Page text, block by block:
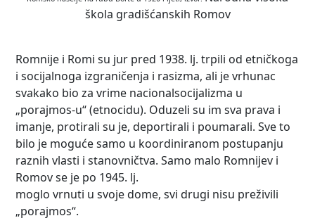
škola gradišćanskih Romov
Romnije i Romi su jur pred 1938. lj. trpili od etničkoga
i socijalnoga izgraničenja i rasizma, ali je vrhunac
svakako bio za vrime nacionalsocijalizma u
„porajmos-u“ (etnocidu). Oduzeli su im sva prava i
imanje, protirali su je, deportirali i poumarali. Sve to
bilo je moguće samo u koordiniranom postupanju
raznih vlasti i stanovničtva. Samo malo Romnijev i
Romov se je po 1945. lj.
moglo vrnuti u svoje dome, svi drugi nisu preživili
„porajmos“.